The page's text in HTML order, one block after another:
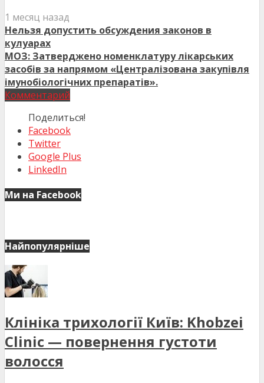
1 месяц назад
Нельзя допустить обсуждения законов в
кулуарах
МОЗ: Затверджено номенклатуру лікарських
засобів за напрямом «Централізована закупівля
імунобіологічних препаратів».
Комментарий
Поделиться!
Facebook
Twitter
Google Plus
LinkedIn
Ми на Facebook
Найпопулярніше
Клініка трихології Київ: Khobzei
Clinic — повернення густоти
волосся